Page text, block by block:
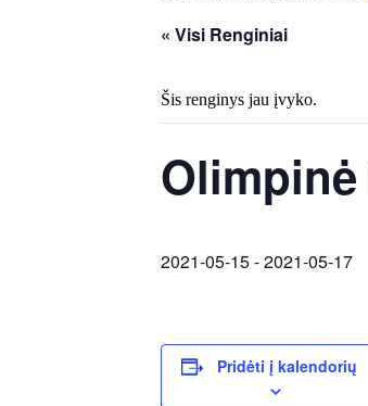
« Visi Renginiai
Šis renginys jau įvyko.
2021-05-15-2021-05-17
Pridėti į kalendorių